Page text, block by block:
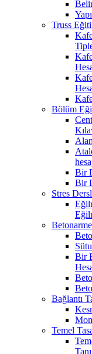
Truss
Bölüm
Bir
Bir
Stres
Bir
Bağlantı
Temel